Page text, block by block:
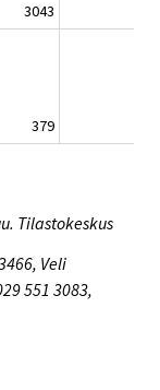
3043
379
Tilastokeskus
Veli
551 3083,